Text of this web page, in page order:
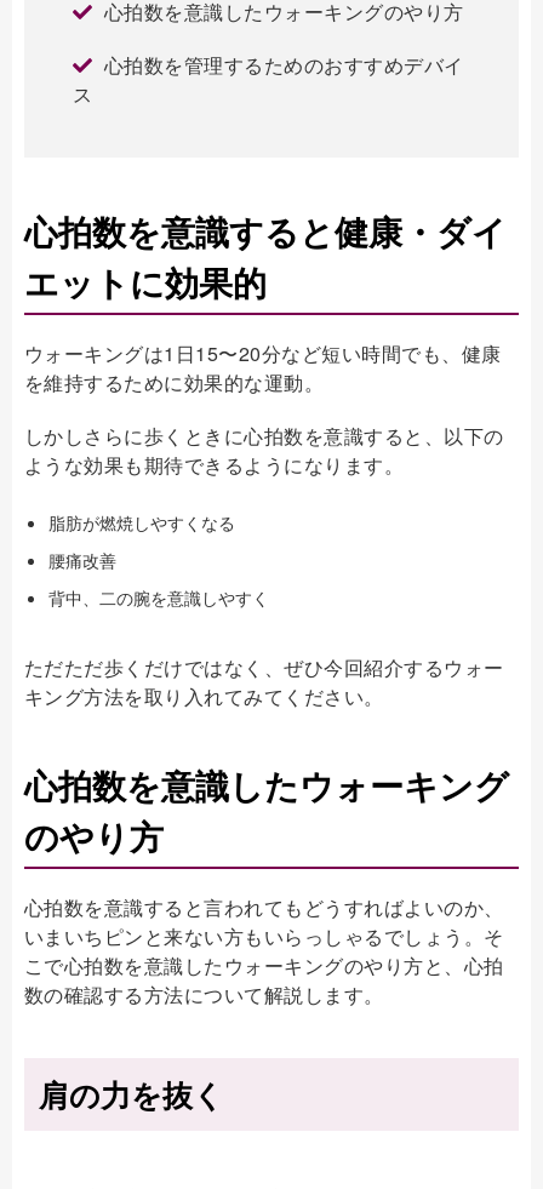
心拍数を意識したウォーキングのやり方
心拍数を管理するためのおすすめデバイ
ス
心拍数を意識すると健康・ダイ
エットに効果的
ウォーキングは1日15〜20分など短い時間でも、健康
を維持するために効果的な運動。
しかしさらに歩くときに心拍数を意識すると、以下の
ような効果も期待できるようになります。
脂肪が燃焼しやすくなる
腰痛改善
背中、二の腕を意識しやすく
ただただ歩くだけではなく、ぜひ今回紹介するウォー
キング方法を取り入れてみてください。
心拍数を意識したウォーキング
のやり方
心拍数を意識すると言われてもどうすればよいのか、
いまいちピンと来ない方もいらっしゃるでしょう。そ
こで心拍数を意識したウォーキングのやり方と、心拍
数の確認する方法について解説します。
肩の力を抜く